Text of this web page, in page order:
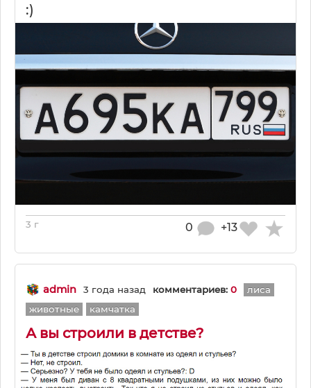
:)
3 г +13
0
admin 3 года назад комментариев: 0
лиса
животные
камчатка
А вы строили в детстве?